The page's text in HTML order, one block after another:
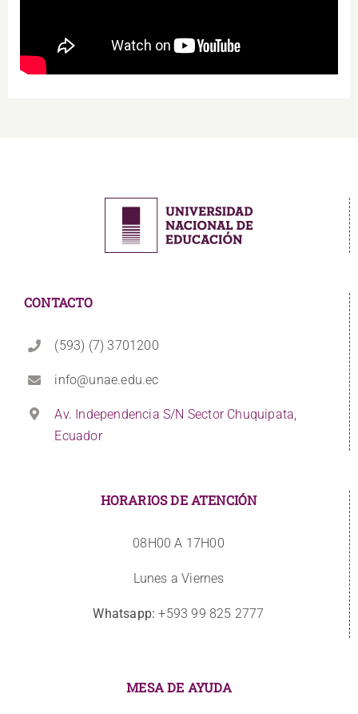
CONTACTO
(593) (7) 3701200
info@unae.edu.ec
Av. Independencia S/N Sector Chuquipata,
Ecuador
HORARIOS DE ATENCIÓN
08H00 A 17H00
Lunes a Viernes
Whatsapp: +593 99 825 2777
MESA DE AYUDA